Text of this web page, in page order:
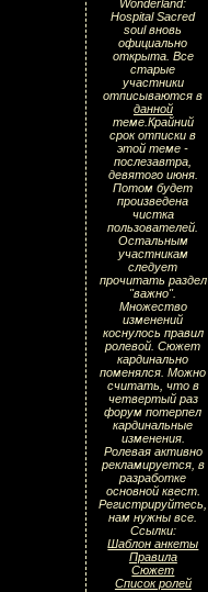
Wonderland:
Hospital Sacred
soul вновь
официально
открыта. Все
старые
участники
отписываются в
данной
теме.Крайний
срок отписки в
этой теме -
послезавтра,
девятого июня.
Потом будет
произведена
чистка
пользователей.
Остальным
участникам
следует
прочитать раздел
"важно".
Множество
изменений
коснулось правил
ролевой. Сюжет
кардинально
поменялся. Можно
считать, что в
четвертый раз
форум потерпел
кардинальные
изменения.
Ролевая активно
рекламируется, в
разработке
основной квест.
Регистрируйтесь,
нам нужны все.
Ссылки:
Шаблон анкеты
Правила
Сюжет
Список ролей